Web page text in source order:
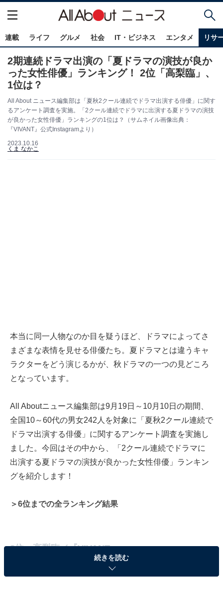
連載 ライフ グルメ 社会 IT・ビジネス エンタメ リサ
2期連続ドラマ出演の「夏ドラマの演技が良か
った女性俳優」ランキング！ 2位「高梨臨」、
1位は？
All About ニュース編集部は「夏秋2クール連続でドラマ出演する俳優」に関す
るアンケート調査を実施。「2クール連続でドラマに出演する夏ドラマの演技
が良かった女性俳優」ランキングの1位は？（サムネイル画像出典：
『VIVANT』公式Instagramより）
2023.10.16
くま なかこ
本当に同一人物なのか目を疑うほど、ドラマによってさ
まざまな表情を見せる俳優たち。夏ドラマとは違うキャ
ラクターをどう演じるかが、秋ドラマの一つの見どころ
となっています。
All Aboutニュース編集部は9月19日～10月10日の期間、
全国10～60代の男女242人を対象に「夏秋2クール連続で
ドラマ出演する俳優」に関するアンケート調査を実施し
ました。今回はその中から、「2クール連続でドラマに
出演する夏ドラマの演技が良かった女性俳優」ランキン
グを紹介します！
＞6位までの全ランキング結果
2位：高梨臨／『VIVANT』
続きを読む